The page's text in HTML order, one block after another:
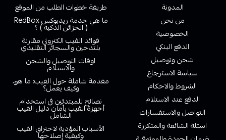
المدونة
من نحن
الخصوصية
الدفع البنكي
شحن وتوصيل
سياسة الاسترجاع
الشروط والاحكام
الدفع عند الاستلام
التواصل والاستفسارات
اسئلة الشائعة والمتكررة
طريقة خطوات الطلب من الموقع
ما هي خدمة ريدبوكس RedBox
( الخزائن الذكية ) ؟
فوائد الفيب الكتروني مقارنة
بلتدخين والسجائر التقليدي
اوقات التوصيل والشحن
والاستلام
مقدمة شاملة حول الفيب: ما هو،
وكيف يعمل؟
نصائح للمبتدئين في استخدام
أجهزة الفيب بأمان دليل الفيب
الشامل
الأسباب المؤدية لاحتراق الفيب
وكيفية إصلاحها